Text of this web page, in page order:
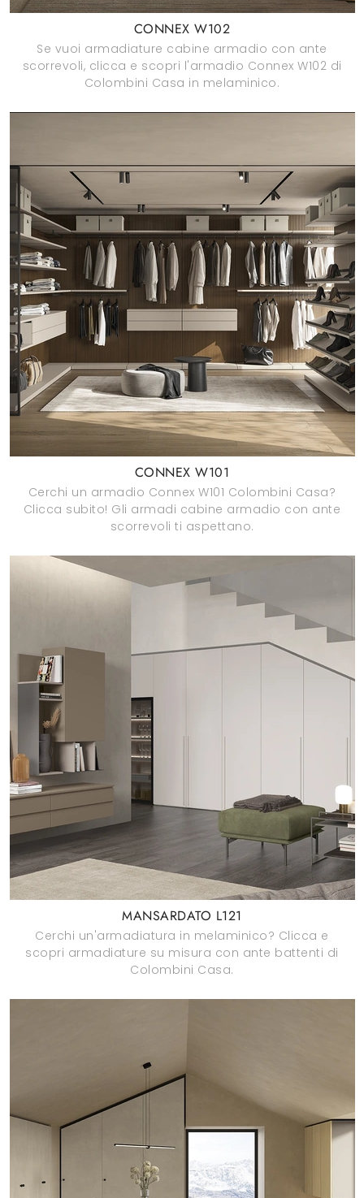
CONNEX W102
Se vuoi armadiature cabine armadio con ante
scorrevoli, clicca e scopri l'armadio Connex W102 di
Colombini Casa in melaminico.
CONNEX W101
Cerchi un armadio Connex W101 Colombini Casa?
Clicca subito! Gli armadi cabine armadio con ante
scorrevoli ti aspettano.
MANSARDATO L121
Cerchi un'armadiatura in melaminico? Clicca e
scopri armadiature su misura con ante battenti di
Colombini Casa.